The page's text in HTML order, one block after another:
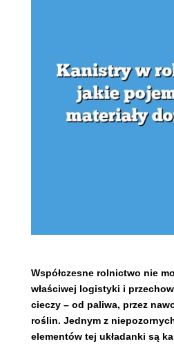
Współczesne rolnictwo nie
właściwej logistyki i
cieczy – od paliwa, przez
roślin. Jednym z
elementów tej układanki są